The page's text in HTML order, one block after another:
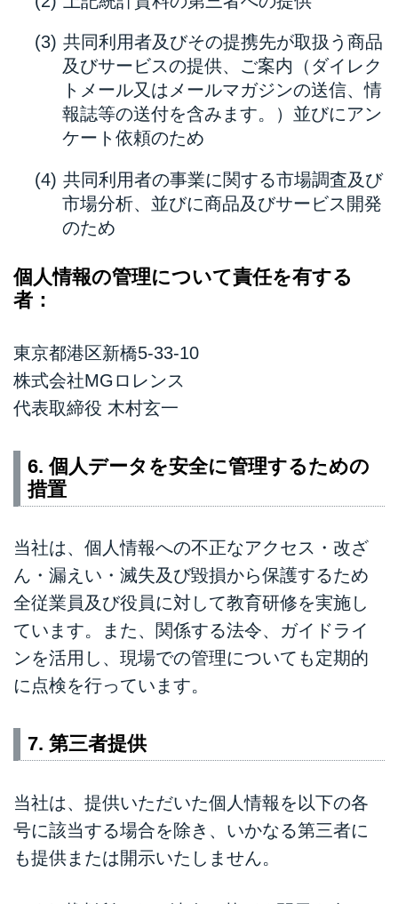
共同利用者及びその提携先が取扱う商品
及びサービスの提供、ご案内（ダイレク
トメール又はメールマガジンの送信、情
報誌等の送付を含みます。）並びにアン
ケート依頼のため
共同利用者の事業に関する市場調査及び
市場分析、並びに商品及びサービス開発
のため
個人情報の管理について責任を有する
者：
東京都港区新橋5-33-10
株式会社MGロレンス
代表取締役 木村玄一
6. 個人データを安全に管理するための
措置
当社は、個人情報への不正なアクセス・改ざ
ん・漏えい・滅失及び毀損から保護するため
全従業員及び役員に対して教育研修を実施し
ています。また、関係する法令、ガイドライ
ンを活用し、現場での管理についても定期的
に点検を行っています。
7. 第三者提供
当社は、提供いただいた個人情報を以下の各
号に該当する場合を除き、いかなる第三者に
も提供または開示いたしません。